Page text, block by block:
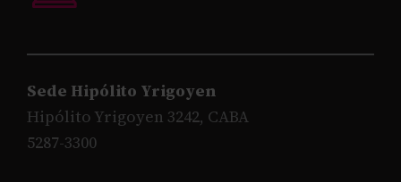
Sede Hipólito Yrigoyen
Hipólito Yrigoyen 3242, CABA
5287-3300